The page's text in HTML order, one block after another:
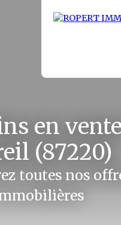
Louer Fonds de commerce
en
(87220)
toutes nos